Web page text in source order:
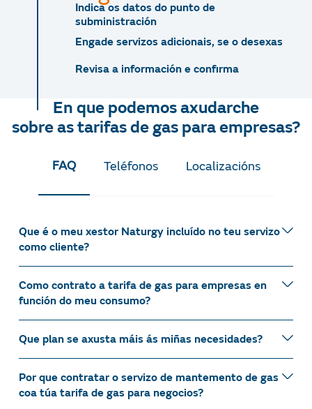
Indica os datos do punto de
subministración
Engade servizos adicionais, se o desexas
Revisa a información e confirma
En que podemos axudarche
sobre as tarifas de gas para empresas?
FAQ Teléfonos Localizacións
Que é o meu xestor Naturgy incluído no teu servizo
como cliente?
Podes rexistrarte en Área Clientes ou desde a app
Naturgy Clientes. O teu usuario e contrasinal
serviranche para ambas as dúas.
Rexistrarse é sinxelo e rápido. Como dato de
seguridade pedirémosche os 4 últimos díxitos de
calquera das contas bancarias nas que teñas
domiciliado un contrato de Naturgy. Se por algún
Como contrato a tarifa de gas para empresas en
función do meu consumo?
Se xa estás rexistrado en Área Clientes ou na app
Naturgy Clientes e non lembras o contrasinal, verás no
acceso unha opción para lembrar contrasinal
Que plan se axusta máis ás miñas necesidades?
Abofé! Coa App Naturgy Clientes podes realizar
dende o teu móbil todas as operacións dispoñibles na
Por que contratar o servizo de mantemento de gas
coa túa tarifa de gas para negocios?